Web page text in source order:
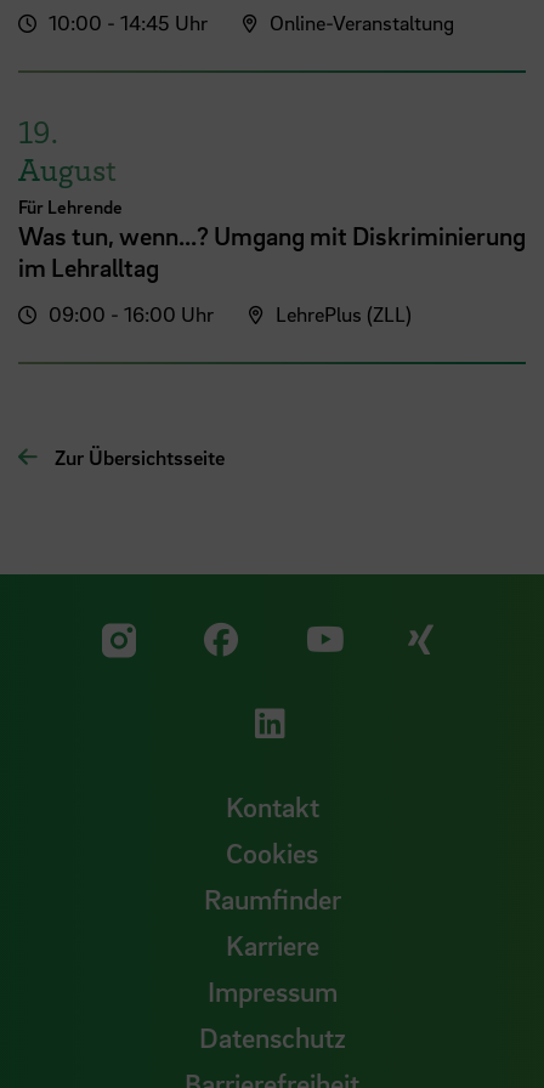
10:00 - 14:45 Uhr Online-Veranstaltung
19.
August
Für Lehrende
Was tun, wenn...? Umgang mit Diskriminierung
im Lehralltag
09:00 - 16:00 Uhr LehrePlus (ZLL)
Zur Übersichtsseite
Zu unserer Facebook
Zu
Zu unserer
Kontakt
Cookies
Raumfinder
Karriere
Impressum
Datenschutz